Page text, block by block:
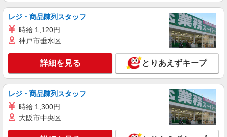
いな病院で介助など＊
【正社員】月給240,000〜400,000円 ・基本
給：200,000円〜220,000円 ・資格手当：10,000〜
30,000円 ・役職手当：10,000〜70,000円 ・処遇改
善手当：20,000〜60,000円（勤続年数、保有資格
により変動） ・固定残業手当：20,000円（10時
間） ※固定残業時間を超過する場合には超過勤務
手当として別途支給 ・夜勤手当：10,000円/1回
（上記給与とは別に支給） 下記資格をお持ちの方
歓迎 ・認知症介護基礎研修 ・初任者研修 ・実務
者研修 ・介護福祉士 など
キープ 詳細を見る
派遣社員
株式会社kotrio /●SI-H-2074926
東岩槻駅のサ高住＊シフト融通が利くため子育
時給2400円〜3000円 ＜日払い有/週払い有/交
レジ・商品陳列スタッフ
時給 1,120円
神戸市垂水区
詳細を見る とりあえずキープ
レジ・商品陳列スタッフ
時給 1,300円
大阪市中央区